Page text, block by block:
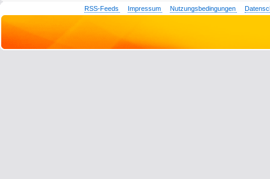
RSS-Feeds Impressum Nutzungsbedingungen